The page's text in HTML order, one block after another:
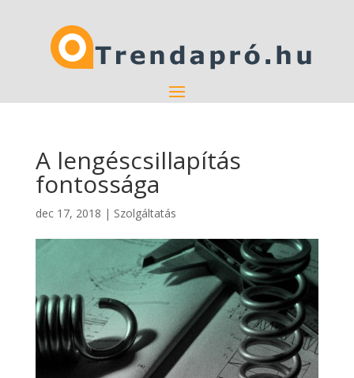
A lengéscsillapítás
fontossága
dec 17, 2018 | Szolgáltatás